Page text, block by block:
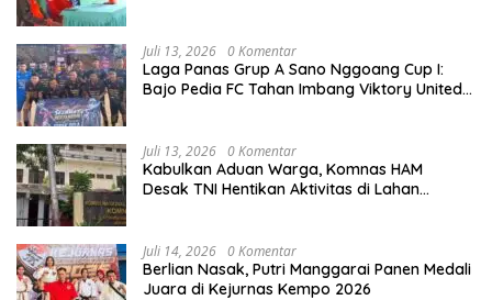
Juli 13, 2026 0 Komentar
Laga Panas Grup A Sano Nggoang Cup I:
Bajo Pedia FC Tahan Imbang Viktory United
Juli 13, 2026 0 Komentar
Kabulkan Aduan Warga, Komnas HAM
Desak TNI Hentikan Aktivitas di Lahan
Juli 14, 2026 0 Komentar
Berlian Nasak, Putri Manggarai Panen Medali
Juara di Kejurnas Kempo 2026